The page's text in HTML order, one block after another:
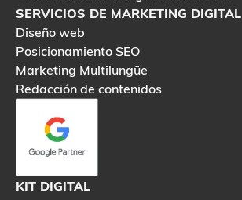
SERVICIOS DE MARKETING DIGITAL
Diseño web
Posicionamiento SEO
Marketing Multilungüe
Redacción de contenidos
KIT DIGITAL